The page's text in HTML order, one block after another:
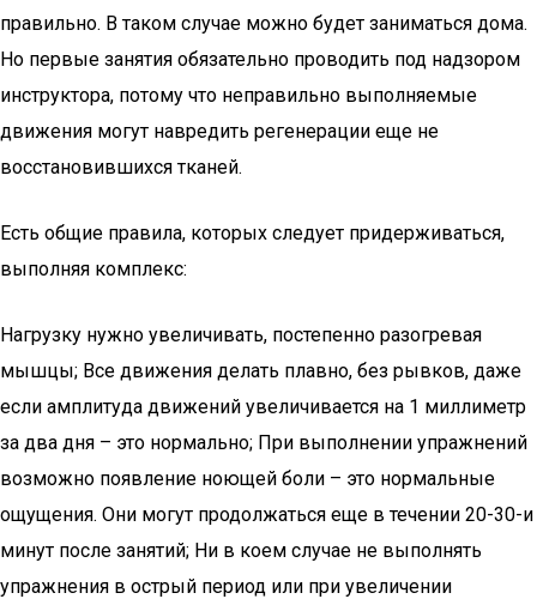
правильно. В таком случае можно будет заниматься дома.
Но первые занятия обязательно проводить под надзором
инструктора, потому что неправильно выполняемые
движения могут навредить регенерации еще не
восстановившихся тканей.
Есть общие правила, которых следует придерживаться,
выполняя комплекс:
Нагрузку нужно увеличивать, постепенно разогревая
мышцы; Все движения делать плавно, без рывков, даже
если амплитуда движений увеличивается на 1 миллиметр
за два дня – это нормально; При выполнении упражнений
возможно появление ноющей боли – это нормальные
ощущения. Они могут продолжаться еще в течении 20-30-и
минут после занятий; Ни в коем случае не выполнять
упражнения в острый период или при увеличении